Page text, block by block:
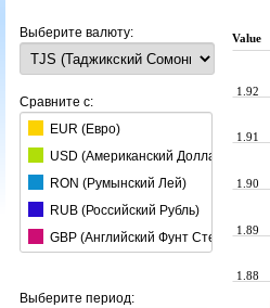
Выберите валюту:
Сравните с:
EUR (Евро)
USD (Aмериканский Доллар)
RON (Румынский Лей)
RUB (Российский Рубль)
GBP (Английский Фунт Стерлингов)
HUF (Венгерский Форинт)
Выберите период:
Value
1.88
1.89
1.90
1.91
1.92